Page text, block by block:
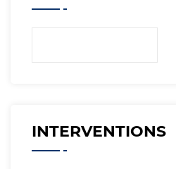
INTERVENTIONS